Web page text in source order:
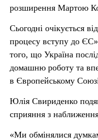
розширення Мартою
Сьогодні очікується
процесу вступу до
того, що Україна
домашню роботу та
в Європейському
Юлія Свириденко
сприяння з
«Ми обмінялися